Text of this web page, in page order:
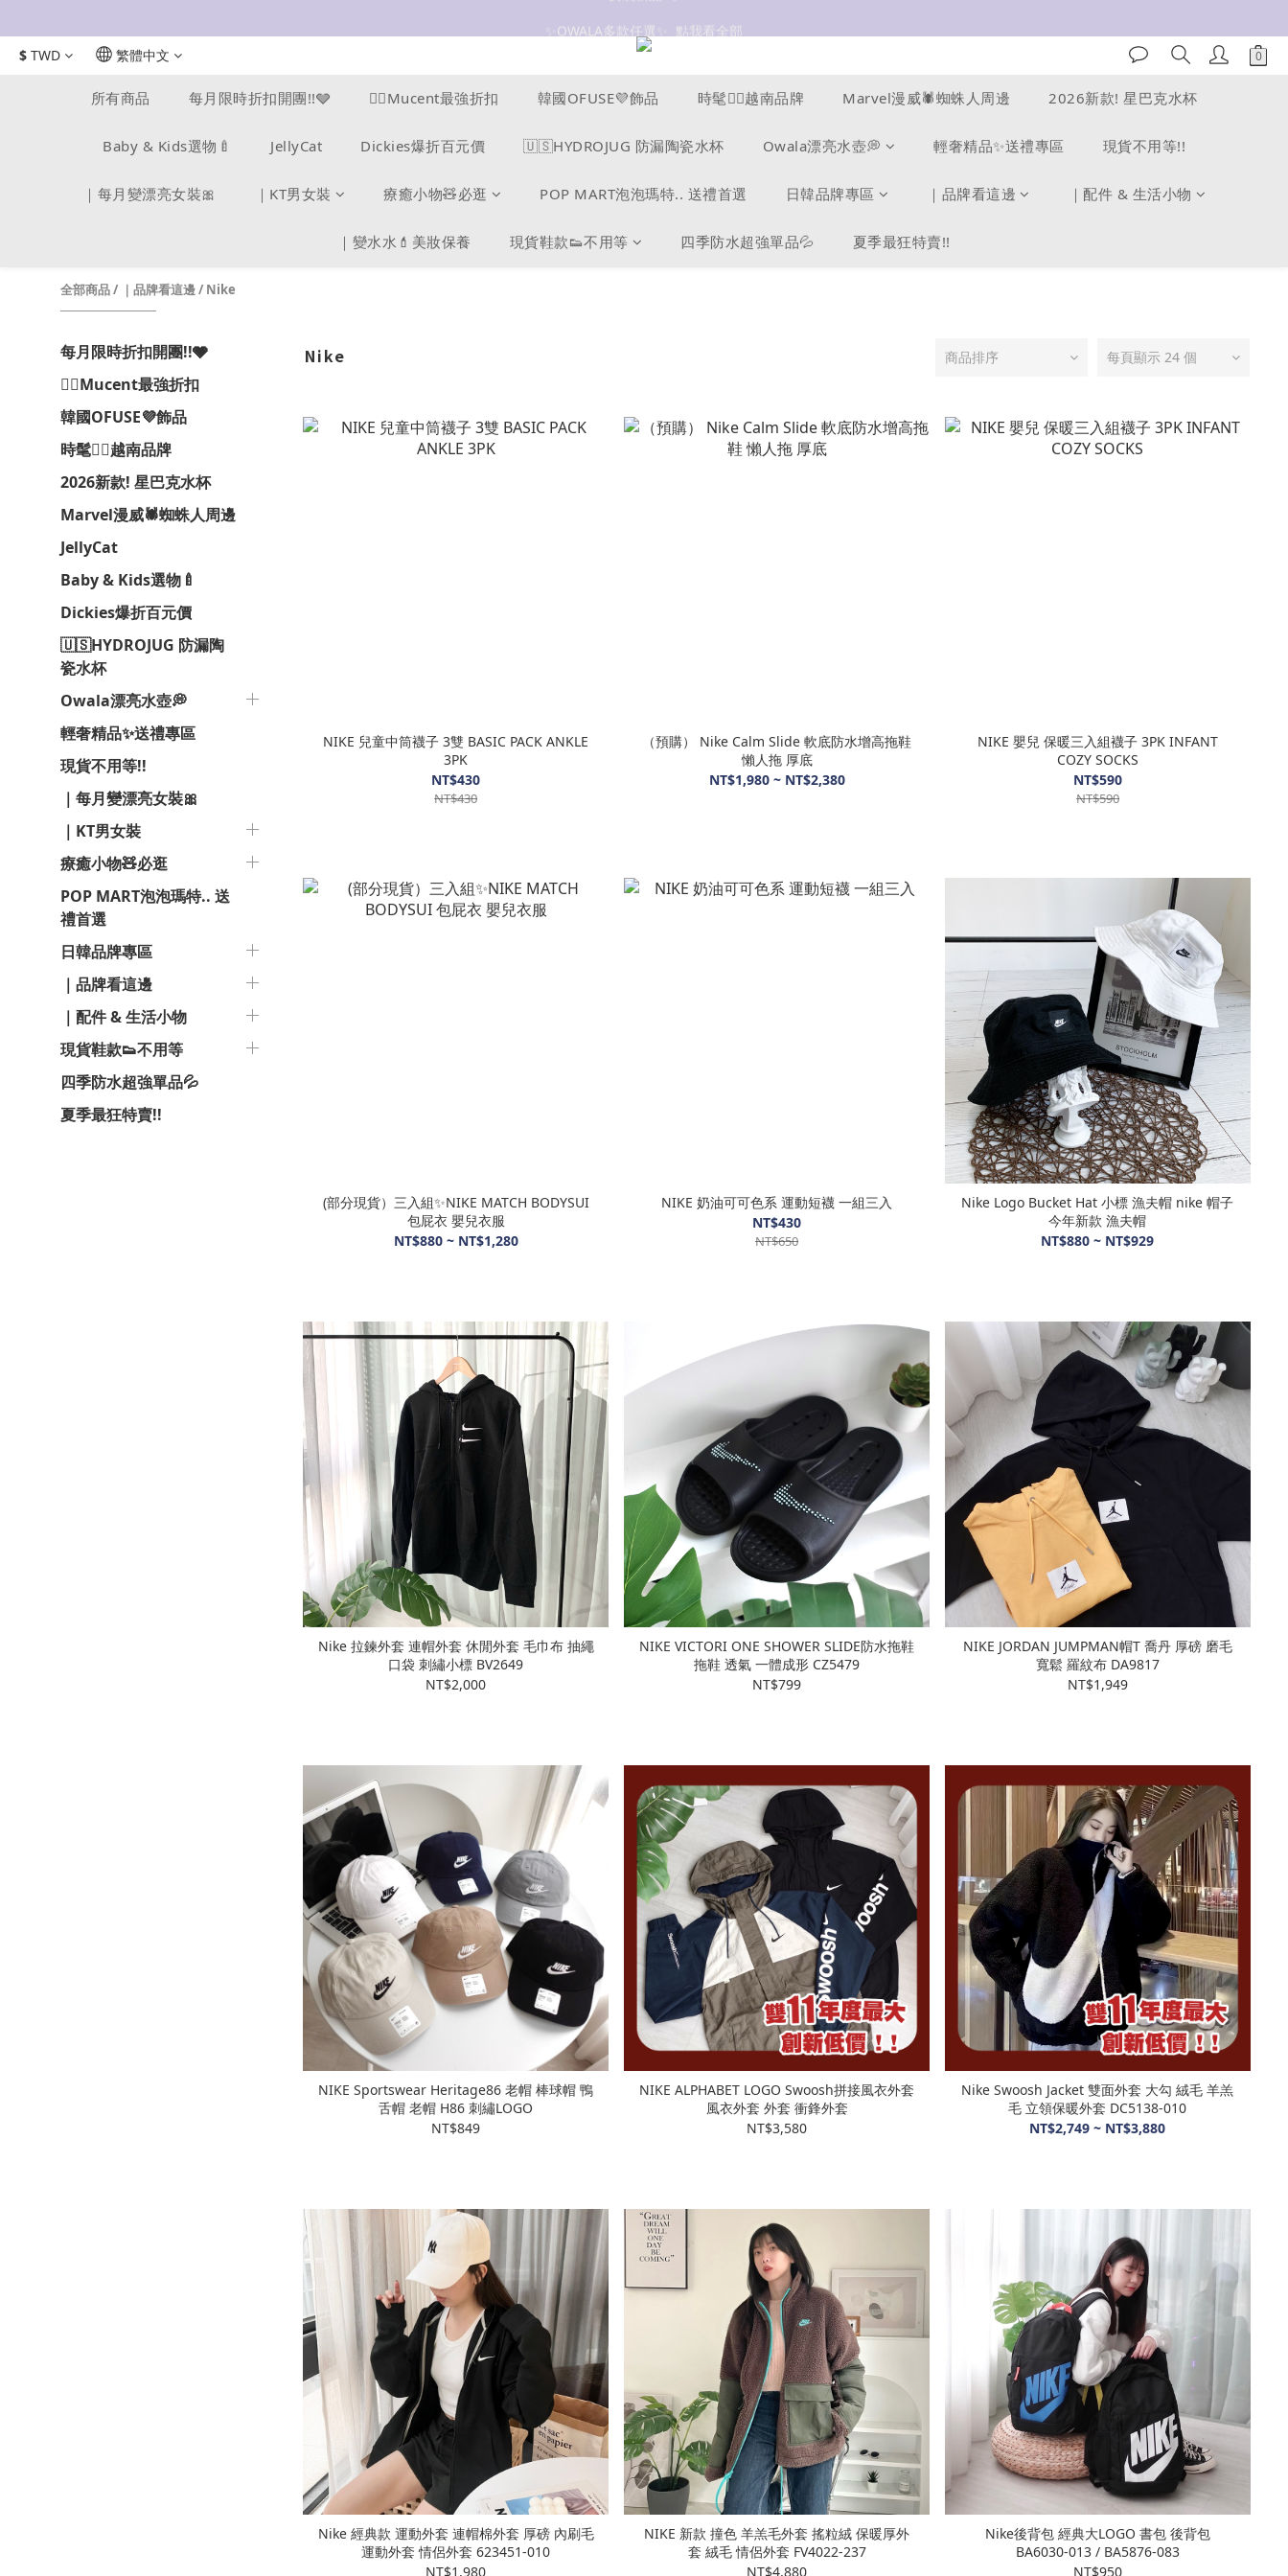
抗UV 50+防曬外套 $299🧊🧊
$ TWD 繁體中文
所有商品 每月限時折扣開團!!🩶 ❤️‍🔥Mucent最強折扣 韓國OFUSE💜飾品 時髦❤️‍🔥越南品牌 Marvel漫威🕷️蜘蛛人周邊 2026新款! 星巴克水杯
Baby & Kids選物🍼 JellyCat Dickies爆折百元價 🇺🇸HYDROJUG 防漏陶瓷水杯 Owala漂亮水壺💭 輕奢精品✨送禮專區 現貨不用等!!
｜每月變漂亮女裝🎀 ｜KT男女裝 療癒小物🧸必逛 POP MART泡泡瑪特.. 送禮首選 日韓品牌專區 ｜品牌看這邊 ｜配件 & 生活小物
｜變水水💄美妝保養 現貨鞋款👟不用等 四季防水超強單品💦 夏季最狂特賣!!
全部商品/ ｜品牌看這邊/ Nike
每月限時折扣開團!!🩶
❤️‍🔥Mucent最強折扣
韓國OFUSE💜飾品
時髦❤️‍🔥越南品牌
2026新款! 星巴克水杯
Marvel漫威🕷️蜘蛛人周邊
JellyCat
Baby & Kids選物🍼
Dickies爆折百元價
🇺🇸HYDROJUG 防漏陶
瓷水杯
Owala漂亮水壺💭
輕奢精品✨送禮專區
現貨不用等!!
｜每月變漂亮女裝🎀
｜KT男女裝
療癒小物🧸必逛
POP MART泡泡瑪特.. 送
禮首選
日韓品牌專區
｜品牌看這邊
｜配件 & 生活小物
現貨鞋款👟不用等
四季防水超強單品💦
夏季最狂特賣!!
Nike 商品排序 每頁顯示 24 個
NIKE 兒童中筒襪子 3雙 BASIC PACK ANKLE
3PK
NT$430
NT$430
（預購） Nike Calm Slide 軟底防水增高拖鞋
懶人拖 厚底
NT$1,980 ~ NT$2,380
NIKE 嬰兒 保暖三入組襪子 3PK INFANT
COZY SOCKS
NT$590
NT$590
(部分現貨）三入組✨NIKE MATCH BODYSUI
包屁衣 嬰兒衣服
NT$880 ~ NT$1,280
NIKE 奶油可可色系 運動短襪 一組三入
NT$430
NT$650
Nike Logo Bucket Hat 小標 漁夫帽 nike 帽子
今年新款 漁夫帽
NT$880 ~ NT$929
Nike 拉鍊外套 連帽外套 休閒外套 毛巾布 抽繩
口袋 刺繡小標 BV2649
NT$2,000
NIKE VICTORI ONE SHOWER SLIDE防水拖鞋
拖鞋 透氣 一體成形 CZ5479
NT$799
NIKE JORDAN JUMPMAN帽T 喬丹 厚磅 磨毛
寬鬆 羅紋布 DA9817
NT$1,949
NIKE Sportswear Heritage86 老帽 棒球帽 鴨
舌帽 老帽 H86 刺繡LOGO
NT$849
NIKE ALPHABET LOGO Swoosh拼接風衣外套
風衣外套 外套 衝鋒外套
NT$3,580
Nike Swoosh Jacket 雙面外套 大勾 絨毛 羊羔
毛 立領保暖外套 DC5138-010
NT$2,749 ~ NT$3,880
Nike 經典款 運動外套 連帽棉外套 厚磅 內刷毛
運動外套 情侶外套 623451-010
NT$1,980
NIKE 新款 撞色 羊羔毛外套 搖粒絨 保暖厚外
套 絨毛 情侶外套 FV4022-237
NT$4,880
Nike後背包 經典大LOGO 書包 後背包
BA6030-013 / BA5876-083
NT$950